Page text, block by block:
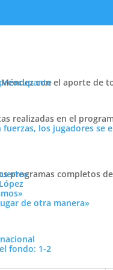
con el aporte de
realizadas en el
fuerzas, los jugadores se
programas completos de
de otra manera»
fondo: 1-2
jugaron en